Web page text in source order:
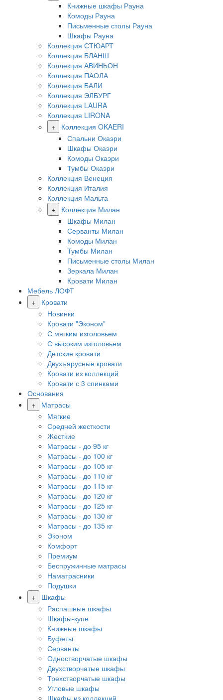
Книжные шкафы Рауна
Комоды Рауна
Письменные столы Рауна
Шкафы Рауна
Коллекция СТЮАРТ
Коллекция БЛАНШ
Коллекция АВИНЬОН
Коллекция ПАОЛА
Коллекция БАЛИ
Коллекция ЭЛБУРГ
Коллекция LAURA
Коллекция LIRONA
+
Коллекция OKAERI
Спальни Окаэри
Шкафы Окаэри
Комоды Окаэри
Тумбы Окаэри
Коллекция Венеция
Коллекция Италия
Коллекция Мальта
+
Коллекция Милан
Шкафы Милан
Серванты Милан
Комоды Милан
Тумбы Милан
Письменные столы Милан
Зеркала Милан
Кровати Милан
Мебель ЛОФТ
+
Кровати
Новинки
Кровати "Эконом"
С мягким изголовьем
С высоким изголовьем
Детские кровати
Двухъярусные кровати
Кровати из коллекций
Кровати с 3 спинками
Основания
+
Матрасы
Мягкие
Средней жесткости
Жесткие
Матрасы - до 95 кг
Матрасы - до 100 кг
Матрасы - до 105 кг
Матрасы - до 110 кг
Матрасы - до 115 кг
Матрасы - до 120 кг
Матрасы - до 125 кг
Матрасы - до 130 кг
Матрасы - до 135 кг
Эконом
Комфорт
Премиум
Беспружинные матрасы
Наматрасники
Подушки
+
Шкафы
Распашные шкафы
Шкафы-купе
Книжные шкафы
Буфеты
Серванты
Одностворчатые шкафы
Двухстворчатые шкафы
Трехстворчатые шкафы
Угловые шкафы
Шкафы из коллекций